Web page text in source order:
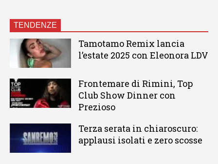
TENDENZE
Tamotamo Remix lancia
l’estate 2025 con Eleonora LDV
Frontemare di Rimini, Top
Club Show Dinner con
Prezioso
Terza serata in chiaroscuro:
applausi isolati e zero scosse